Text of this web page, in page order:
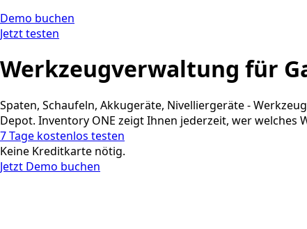
Demo buchen
Jetzt testen
Werkzeugverwaltung für
Spaten, Schaufeln, Akkugeräte, Nivelliergeräte -
Depot. Inventory ONE zeigt Ihnen jederzeit, wer welches
7 Tage kostenlos testen
Keine Kreditkarte nötig.
Jetzt Demo buchen